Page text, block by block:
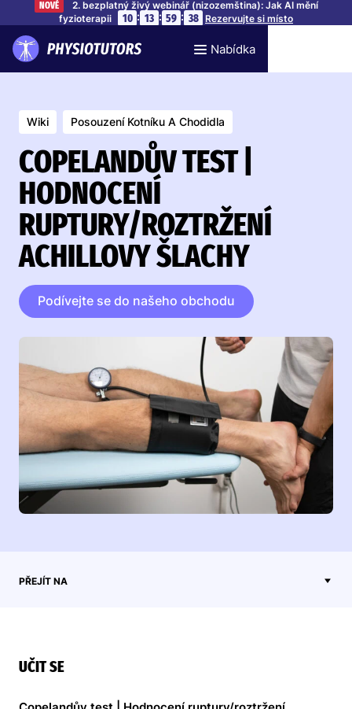
NOVÉ
2. bezplatný živý webinář (nizozemština): Jak AI mění
fyzioterapii
10 : 13 : 59 : 37 Rezervujte si místo
Nabídka
Wiki Posouzení Kotníku A Chodidla
COPELANDŮV TEST |
HODNOCENÍ
RUPTURY/ROZTRŽENÍ
ACHILLOVY ŠLACHY
Podívejte se do našeho obchodu
PŘEJÍT NA
UČIT SE